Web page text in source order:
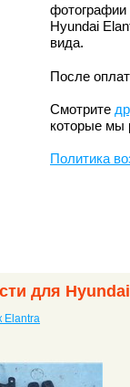
фотографии
Hyundai
вида.
После
Смотрите
которые мы
Политика
для
Elantra